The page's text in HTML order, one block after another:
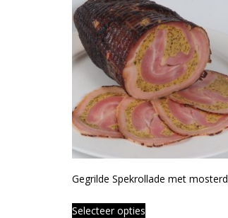
Gegrilde Spekrollade met mosterd
Selecteer opties